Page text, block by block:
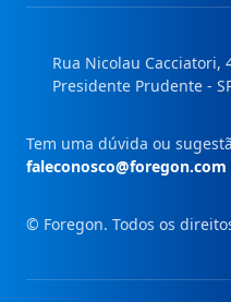
Rua Nicolau Cacciatori,
Presidente Prudente -
Tem uma dúvida ou
faleconosco@foregon.com
© Foregon. Todos os